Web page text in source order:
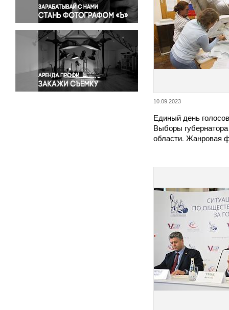
Происшествия и конфликты
Религия
Светская жизнь
Спорт
Экология
Экономика и бизнес
10.09.2023
Единый день
Выборы
области. Жанровая